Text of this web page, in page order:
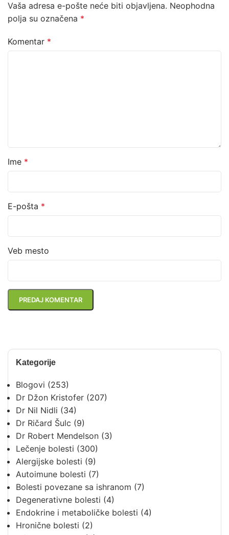
Kategorije
Blogovi (253)
Dr Džon Kristofer (207)
Dr Nil Nidli (34)
Dr Ričard Šulc (9)
Dr Robert Mendelson (3)
Lečenje bolesti (300)
Alergijske bolesti (9)
Autoimune bolesti (7)
Bolesti povezane sa ishranom (7)
Degenerativne bolesti (4)
Endokrine i metaboličke bolesti (4)
Hronične bolesti (2)
Vaša adresa e-pošte neće biti objavljena. Neophodna
polja su označena *
Komentar *
Ime *
E-pošta *
Veb mesto